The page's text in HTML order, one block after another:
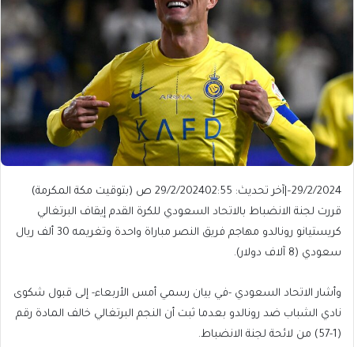
29/2/2024
– آخر تحديث: 29/2/2024 02:55 ص (بتوقيت مكة المكرمة)
قررت لجنة الانضباط بالاتحاد السعودي للكرة القدم إيقاف البرتغالي
كريستيانو رونالدو مهاجم فريق النصر مباراة واحدة وتغريمه 30 ألف ريال
سعودي (8 آلاف دولار).
وأشار الاتحاد السعودي -في بيان رسمي أمس الأربعاء- إلى قبول شكوى
نادي الشباب ضد رونالدو بعدما ثبت أن النجم البرتغالي خالف المادة رقم
(1-57) من لائحة لجنة الانضباط.